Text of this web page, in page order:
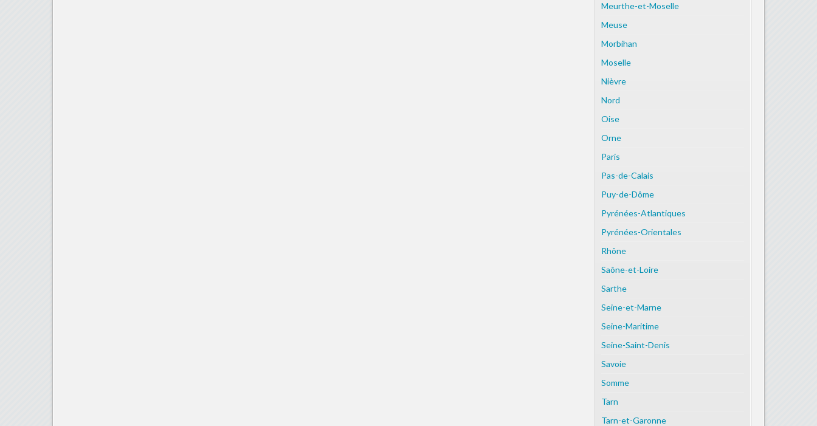
Meurthe-et-Moselle
Meuse
Morbihan
Moselle
Nièvre
Nord
Oise
Orne
Paris
Pas-de-Calais
Puy-de-Dôme
Pyrénées-Atlantiques
Pyrénées-Orientales
Rhône
Saône-et-Loire
Sarthe
Seine-et-Marne
Seine-Maritime
Seine-Saint-Denis
Savoie
Somme
Tarn
Tarn-et-Garonne